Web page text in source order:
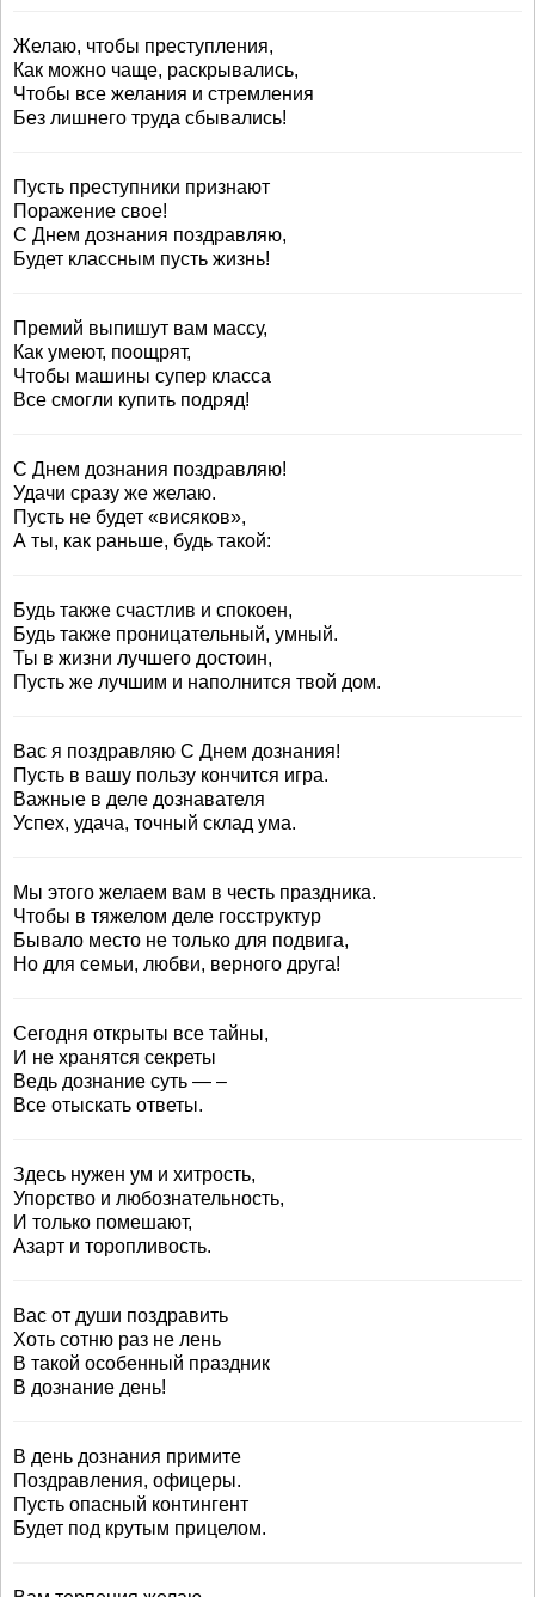
Желаю, чтобы преступления,
Как можно чаще, раскрывались,
Чтобы все желания и стремления
Без лишнего труда сбывались!
Пусть преступники признают
Поражение свое!
С Днем дознания поздравляю,
Будет классным пусть жизнь!
Премий выпишут вам массу,
Как умеют, поощрят,
Чтобы машины супер класса
Все смогли купить подряд!
С Днем дознания поздравляю!
Удачи сразу же желаю.
Пусть не будет «висяков»,
А ты, как раньше, будь такой:
Будь также счастлив и спокоен,
Будь также проницательный, умный.
Ты в жизни лучшего достоин,
Пусть же лучшим и наполнится твой дом.
Вас я поздравляю С Днем дознания!
Пусть в вашу пользу кончится игра.
Важные в деле дознавателя
Успех, удача, точный склад ума.
Мы этого желаем вам в честь праздника.
Чтобы в тяжелом деле госструктур
Бывало место не только для подвига,
Но для семьи, любви, верного друга!
Сегодня открыты все тайны,
И не хранятся секреты
Ведь дознание суть — –
Все отыскать ответы.
Здесь нужен ум и хитрость,
Упорство и любознательность,
И только помешают,
Азарт и торопливость.
Вас от души поздравить
Хоть сотню раз не лень
В такой особенный праздник
В дознание день!
В день дознания примите
Поздравления, офицеры.
Пусть опасный контингент
Будет под крутым прицелом.